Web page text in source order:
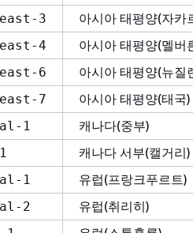
3 아시아 태평양(자카
4 아시아 태평양(멜버
6 아시아 태평양(뉴질
7 아시아 태평양(태국)
1 캐나다(중부)
캐나다 서부(캘거리)
1 유럽(프랑크푸르트)
2 유럽(취리히)